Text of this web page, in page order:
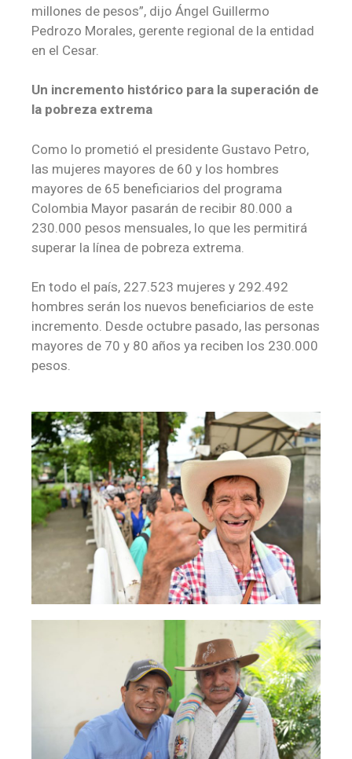
millones de pesos”, dijo Ángel Guillermo
Pedrozo Morales, gerente regional de la entidad
en el Cesar.
Un incremento histórico para la superación de
la pobreza extrema
Como lo prometió el presidente Gustavo Petro,
las mujeres mayores de 60 y los hombres
mayores de 65 beneficiarios del programa
Colombia Mayor pasarán de recibir 80.000 a
230.000 pesos mensuales, lo que les permitirá
superar la línea de pobreza extrema.
En todo el país, 227.523 mujeres y 292.492
hombres serán los nuevos beneficiarios de este
incremento. Desde octubre pasado, las personas
mayores de 70 y 80 años ya reciben los 230.000
pesos.